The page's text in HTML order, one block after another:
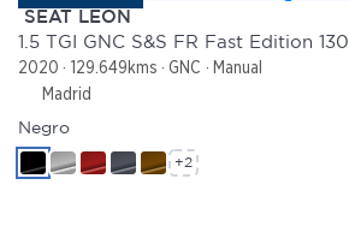
SEAT LEON
1.5 TGI GNC S&S FR Fast Edition 130
2020 129.649kms GNC
Manual
Madrid
Negro
+2